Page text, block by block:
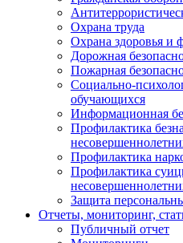
Охрана труда
Охрана здоровья
Дорожная
Пожарная
Социально-
обучающихся
Информационная
Профилактика
Профилактика
Профилактика
Защита
Отчеты, мониторинг,
Публичный отчет